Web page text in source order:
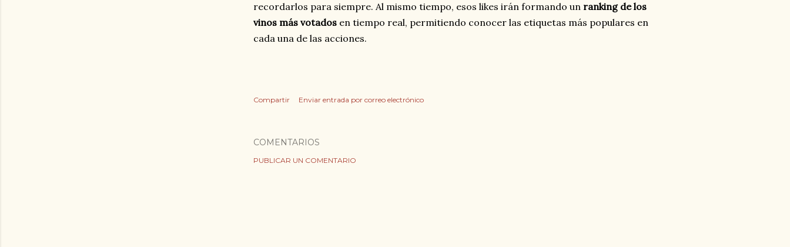
recordarlos para siempre. Al mismo tiempo, esos likes irán formando un ranking de los
vinos más votados en tiempo real, permitiendo conocer las etiquetas más populares en
cada una de las acciones.
Compartir Enviar entrada por correo electrónico
COMENTARIOS
PUBLICAR UN COMENTARIO